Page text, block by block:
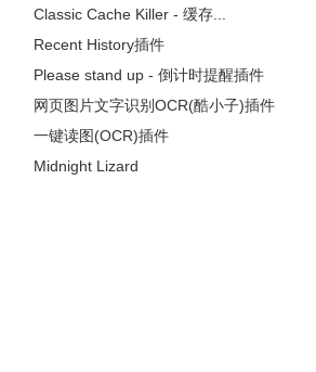
Classic Cache Killer - 缓存...
Recent History插件
Please stand up - 倒计时提醒插件
网页图片文字识别OCR(酷小子)插件
一键读图(OCR)插件
Midnight Lizard